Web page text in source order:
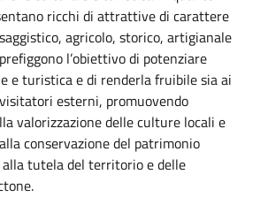
ricchi di attrattive di carattere
agricolo, storico, artigianale
l’obiettivo di potenziare
e turistica e di renderla fruibile sia ai
esterni, promuovendo
valorizzazione delle culture locali e
conservazione del patrimonio
tutela del territorio e delle